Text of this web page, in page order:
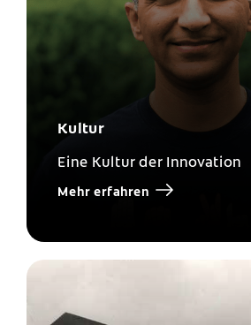
Kultur
Eine Kultur der Innovation
Mehr erfahren